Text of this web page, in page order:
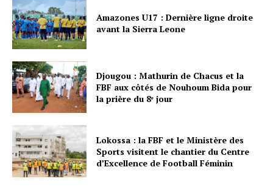
Amazones U17 : Dernière ligne droite
avant la Sierra Leone
Djougou : Mathurin de Chacus et la
FBF aux côtés de Nouhoum Bida pour
la prière du 8ᵉ jour
Lokossa : la FBF et le Ministère des
Sports visitent le chantier du Centre
d’Excellence de Football Féminin